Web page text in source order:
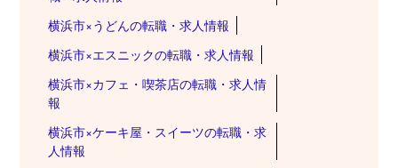
横浜市×うどんの転職・求人情報
横浜市×エスニックの転職・求人情報
横浜市×カフェ・喫茶店の転職・求人情
報
横浜市×ケーキ屋・スイーツの転職・求
人情報